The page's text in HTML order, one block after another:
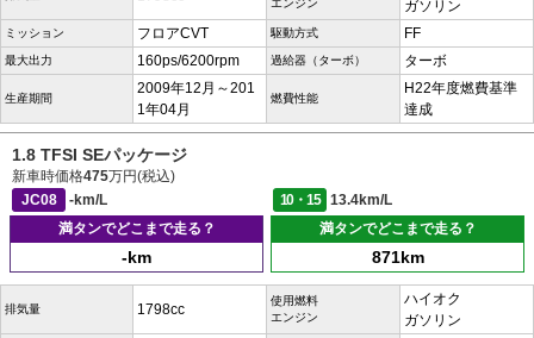
エンジン
ガソリン
ミッション フロアCVT 駆動方式 FF
最大出力 160ps/6200rpm 過給器（ターボ） ターボ
生産期間
2009年12月～201
1年04月
燃費性能
H22年度燃費基準
達成
1.8 TFSI SEパッケージ
新車時価格475万円(税込)
JC08
-km/L 10・15
13.4km/L
満タンでどこまで走る？
-km
満タンでどこまで走る？
871km
排気量 1798cc
使用燃料
エンジン
ハイオク
ガソリン